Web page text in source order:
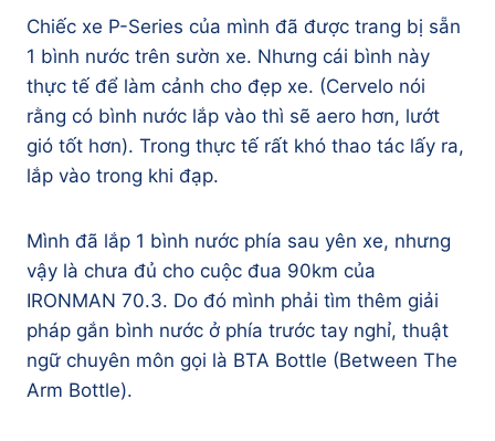
Chiếc xe P-Series của mình đã được trang bị sẵn
1 bình nước trên sườn xe. Nhưng cái bình này
thực tế để làm cảnh cho đẹp xe. (Cervelo nói
rằng có bình nước lắp vào thì sẽ aero hơn, lướt
gió tốt hơn). Trong thực tế rất khó thao tác lấy ra,
lắp vào trong khi đạp.
Mình đã lắp 1 bình nước phía sau yên xe, nhưng
vậy là chưa đủ cho cuộc đua 90km của
IRONMAN 70.3. Do đó mình phải tìm thêm giải
pháp gắn bình nước ở phía trước tay nghỉ, thuật
ngữ chuyên môn gọi là BTA Bottle (Between The
Arm Bottle).